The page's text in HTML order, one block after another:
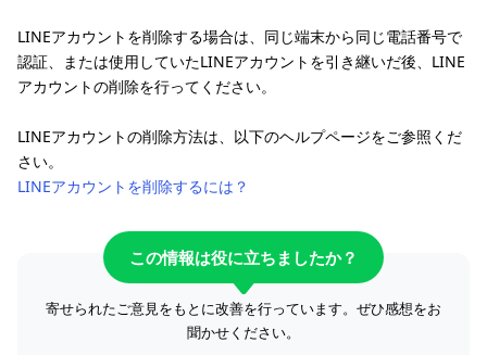
LINEアカウントを削除する場合は、同じ端末から同じ電話番号で
認証、または使用していたLINEアカウントを引き継いだ後、LINE
アカウントの削除を行ってください。
LINEアカウントの削除方法は、以下のヘルプページをご参照くだ
さい。
LINEアカウントを削除するには？
この情報は役に立ちましたか？
寄せられたご意見をもとに改善を行っています。ぜひ感想をお
聞かせください。